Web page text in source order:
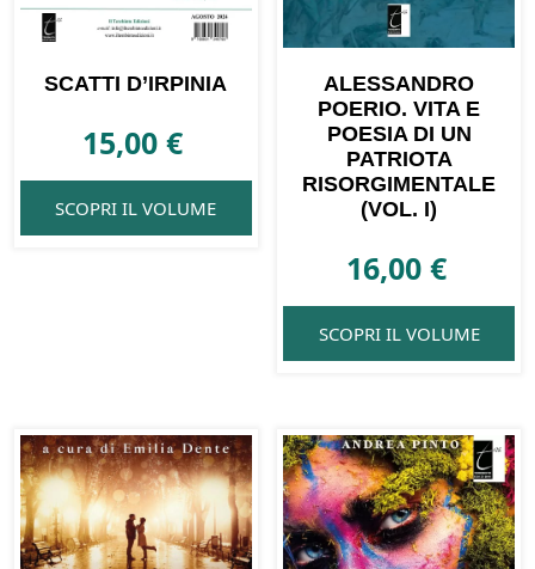
SCATTI D’IRPINIA
15,00€
SCOPRI IL VOLUME
ALESSANDRO
POERIO. VITA E
POESIA DI UN
PATRIOTA
RISORGIMENTALE
(VOL. I)
16,00 €
SCOPRI IL VOLUME